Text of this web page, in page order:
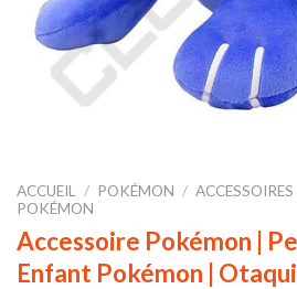
ACCUEIL / POKÉMON /
POKÉMON
Accessoire Pokémon |
Enfant Pokémon |